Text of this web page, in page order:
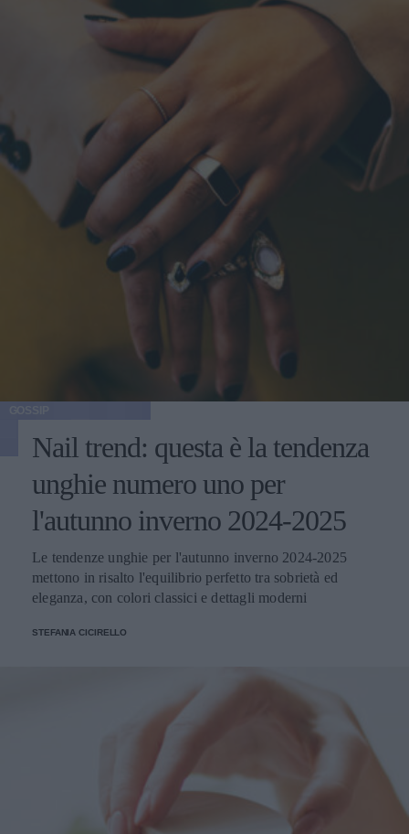
Nail trend: questa è la tendenza
unghie numero uno per
l'autunno inverno 2024-2025
Le tendenze unghie per l'autunno inverno 2024-2025
mettono in risalto l'equilibrio perfetto tra sobrietà ed
eleganza, con colori classici e dettagli moderni
STEFANIA CICIRELLO